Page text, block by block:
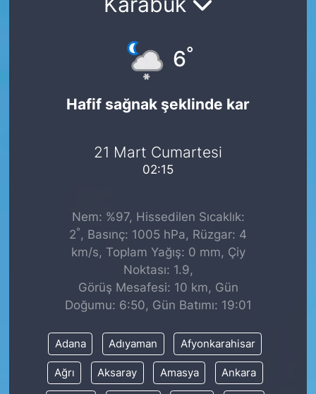
6°
Hafif sağnak şeklinde kar
21 Mart Cumartesi
02:15
Nem: %97, Hissedilen Sıcaklık:
2°, Basınç: 1005 hPa, Rüzgar: 4
km/s, Toplam Yağış: 0 mm, Çiy
Noktası: 1.9,
Görüş Mesafesi: 10 km, Gün
Doğumu: 6:50, Gün Batımı: 19:01
Adana Adıyaman Afyonkarahisar
Ağrı Aksaray Amasya Ankara